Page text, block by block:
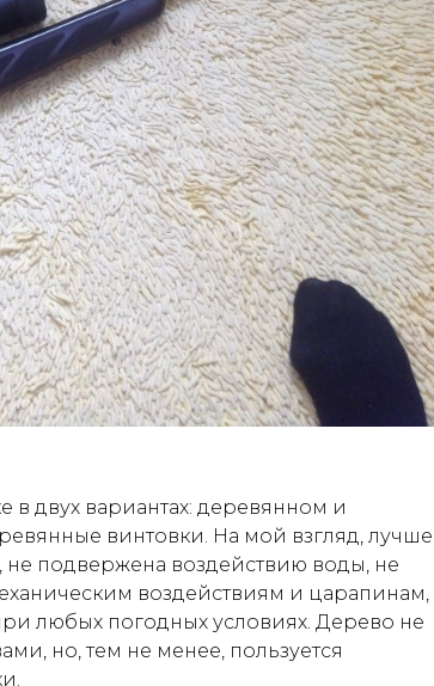
двух вариантах: деревянном и
винтовки. На мой взгляд, лучше
не подвержена воздействию воды, не
воздействиям и царапинам,
любых погодных условиях. Дерево не
но, тем не менее, пользуется